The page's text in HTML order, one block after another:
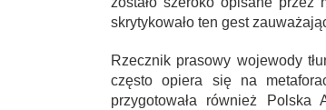
skrytykowało ten gest
Rzecznik prasowy wojewody
często opiera się na
przygotowała również